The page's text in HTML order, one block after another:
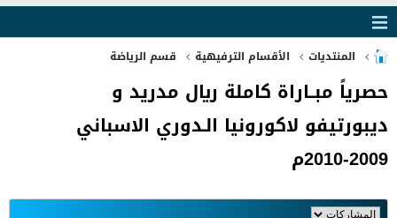
المنتديات الأقسام الترفيهية قسم الرياضة
حصرياً مبــاراة كاملة ريال مدريد و
ديبورتيفو لاكورونيا الـدوري الاسباني
2009-2010م